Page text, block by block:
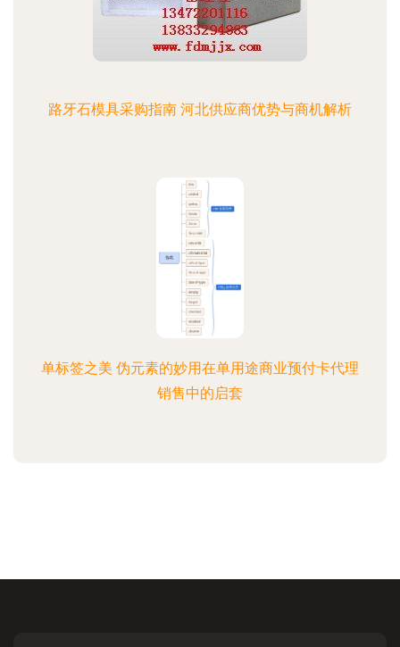
路牙石模具采购指南 河北供应商优势与商机解析
单标签之美 伪元素的妙用在单用途商业预付卡代理
销售中的启套